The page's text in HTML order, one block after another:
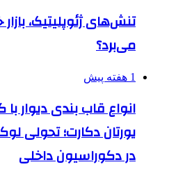
تنش‌های ژئوپلیتیک،
می‌برد؟
1 هفته پیش
انواع قاب بندی دیوار
یورتان دکارت؛ تحولی
در دکوراسیون داخلی